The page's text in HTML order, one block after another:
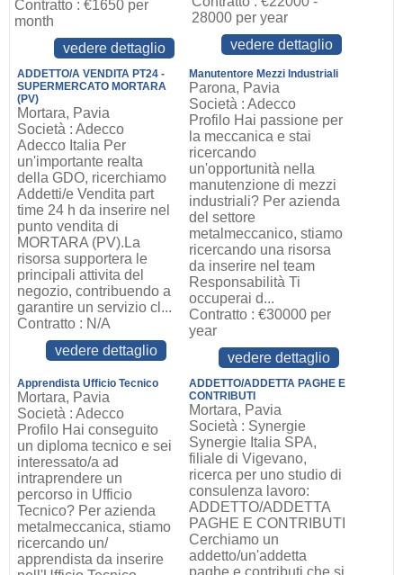
Contratto : €1650 per
month
vedere dettaglio
28000 per year
vedere dettaglio
ADDETTO/A VENDITA PT24 -
SUPERMERCATO MORTARA
(PV)
Mortara, Pavia
Società : Adecco
Adecco Italia Per
un'importante realta
della GDO, ricerchiamo
Addetti/e Vendita part
time 24 h da inserire nel
punto vendita di
MORTARA (PV).La
risorsa supportera le
principali attivita del
negozio, contribuendo a
garantire un servizio cl...
Contratto : N/A
vedere dettaglio
Manutentore Mezzi Industriali
Parona, Pavia
Società : Adecco
Profilo Hai passione per
la meccanica e stai
ricercando
un'opportunità nella
manutenzione di mezzi
industriali? Per azienda
del settore
metalmeccanico, stiamo
ricercando una risorsa
da inserire nel team
Responsabilità Ti
occuperai d...
Contratto : €30000 per
year
vedere dettaglio
Apprendista Ufficio Tecnico
Mortara, Pavia
Società : Adecco
Profilo Hai conseguito
un diploma tecnico e sei
interessato/a ad
intraprendere un
percorso in Ufficio
Tecnico? Per azienda
metalmeccanica, stiamo
ricercando un/
apprendista da inserire
ADDETTO/ADDETTA PAGHE E
CONTRIBUTI
Mortara, Pavia
Società : Synergie
Synergie Italia SPA,
filiale di Vigevano,
ricerca per uno studio di
consulenza lavoro:
ADDETTO/ADDETTA
PAGHE E CONTRIBUTI
Cerchiamo un
addetto/un'addetta
paghe e contributi che si